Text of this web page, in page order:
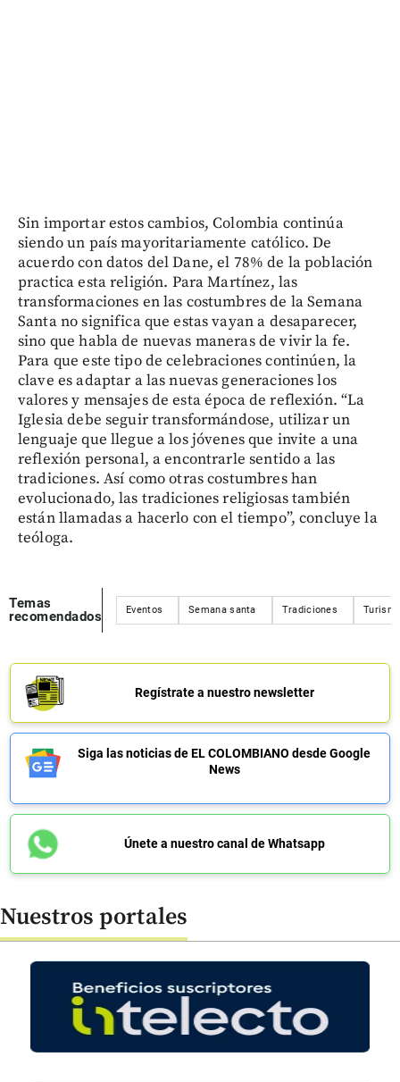
Sin importar estos cambios, Colombia continúa
siendo un país mayoritariamente católico. De
acuerdo con datos del Dane, el 78% de la población
practica esta religión. Para Martínez, las
transformaciones en las costumbres de la Semana
Santa no significa que estas vayan a desaparecer,
sino que habla de nuevas maneras de vivir la fe.
Para que este tipo de celebraciones continúen, la
clave es adaptar a las nuevas generaciones los
valores y mensajes de esta época de reflexión. “La
Iglesia debe seguir transformándose, utilizar un
lenguaje que llegue a los jóvenes que invite a una
reflexión personal, a encontrarle sentido a las
tradiciones. Así como otras costumbres han
evolucionado, las tradiciones religiosas también
están llamadas a hacerlo con el tiempo”, concluye la
teóloga.
Temas
recomendados
Eventos Semana santa Tradiciones
Regístrate a nuestro newsletter
Siga las noticias de EL COLOMBIANO desde Google
News
Únete a nuestro canal de Whatsapp
Nuestros portales